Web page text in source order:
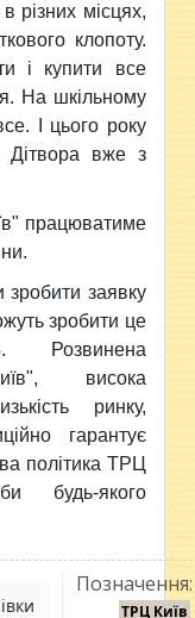
різних місцях,
клопоту.
і купити все
На шкільному
І цього року
Дітвора вже з
працюватиме
зробити заявку
зробити це
Розвинена
висока
ринку,
гарантує
політика ТРЦ
будь-якого
Позначення:
ТРЦ Київ